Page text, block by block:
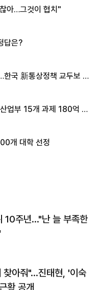
아…그것이 협치"
답은?
국 新통상정책 교두보 활
업부 15개 과제 180억 지
개 대학 선정
10주년…"난 늘 부족한
찾아줘"…진태현, '이숙
황 공개